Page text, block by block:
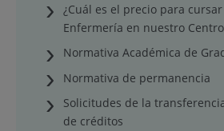
¿Cuál es el precio para
Enfermería en nuestro
Normativa Académica de
Normativa de permanencia
Solicitudes de la
de créditos